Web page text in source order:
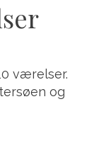
værelser.
og